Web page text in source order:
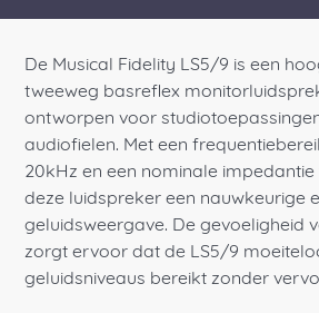
De Musical Fidelity LS5/9 is een
tweeweg basreflex
ontworpen voor
audiofielen. Met een
20kHz en een nominale impedantie
deze luidspreker een nauwkeurige
geluidsweergave. De gevoeligheid
zorgt ervoor dat de LS5/9
geluidsniveaus bereikt zonder